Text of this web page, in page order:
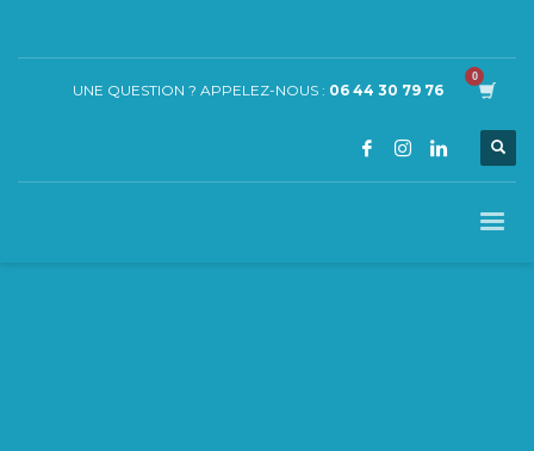
UNE QUESTION ? APPELEZ-NOUS : 06 44 30 79 76